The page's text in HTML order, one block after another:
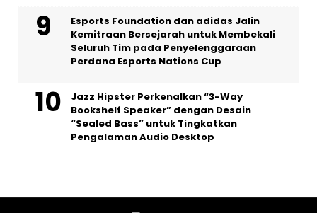
Esports Foundation dan adidas Jalin
Kemitraan Bersejarah untuk Membekali
Seluruh Tim pada Penyelenggaraan
Perdana Esports Nations Cup
Jazz Hipster Perkenalkan “3-Way
Bookshelf Speaker” dengan Desain
“Sealed Bass” untuk Tingkatkan
Pengalaman Audio Desktop